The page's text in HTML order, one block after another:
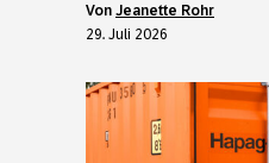
von Jeanette Rohr
29. Juli 2026